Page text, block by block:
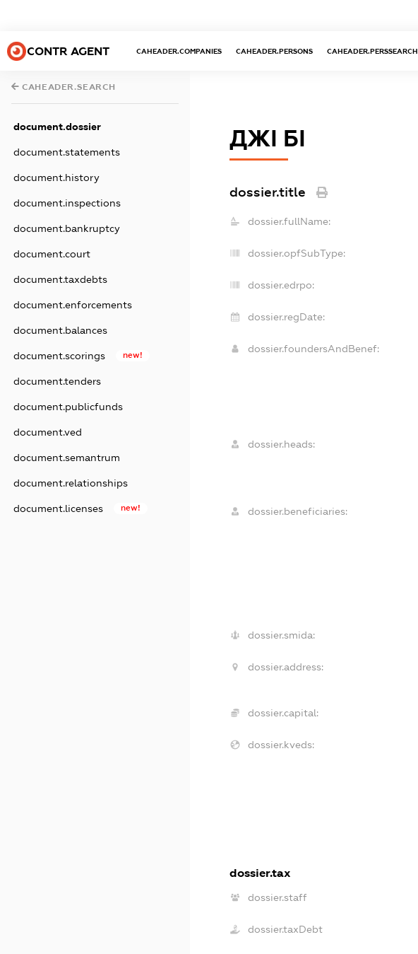
CONTR AGENT CAHEADER.COMPANIES CAHEADER.PERSONS CAHEADER.PERSSEARCH
CAHEADER.SEARCH
document.dossier
document.statements
document.history
document.inspections
document.bankruptcy
document.court
document.taxdebts
document.enforcements
document.balances
document.scorings new!
document.tenders
document.publicfunds
document.ved
document.semantrum
document.relationships
document.licenses new!
ДЖІ БІ
dossier.title
dossier.fullName:
dossier.opfSubType:
dossier.edrpo:
dossier.regDate:
dossier.foundersAndBenef:
dossier.heads:
dossier.beneficiaries:
dossier.smida:
dossier.address:
dossier.capital:
dossier.kveds:
dossier.tax
dossier.staff
dossier.taxDebt